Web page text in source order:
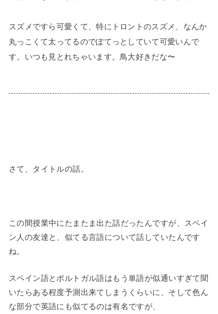
スズメですら可愛くて、特にトロントのスズメ、なんか
丸っこくて太ってるのでぽてっとしていて可愛いんで
す。いつも見とれちゃいます。鳥大好きだな〜
さて、タイトルの話。
この間授業中にたまたま出た話だったんですが、スペイ
ン人の友達と、似てる言語について話していたんです
ね。
スペイン語とポルトガル語はもう単語が似通いすぎて聞
いたらある程度予測出来てしまうくらいに、そして色ん
な部分で英語にも似てるのは有名ですが、